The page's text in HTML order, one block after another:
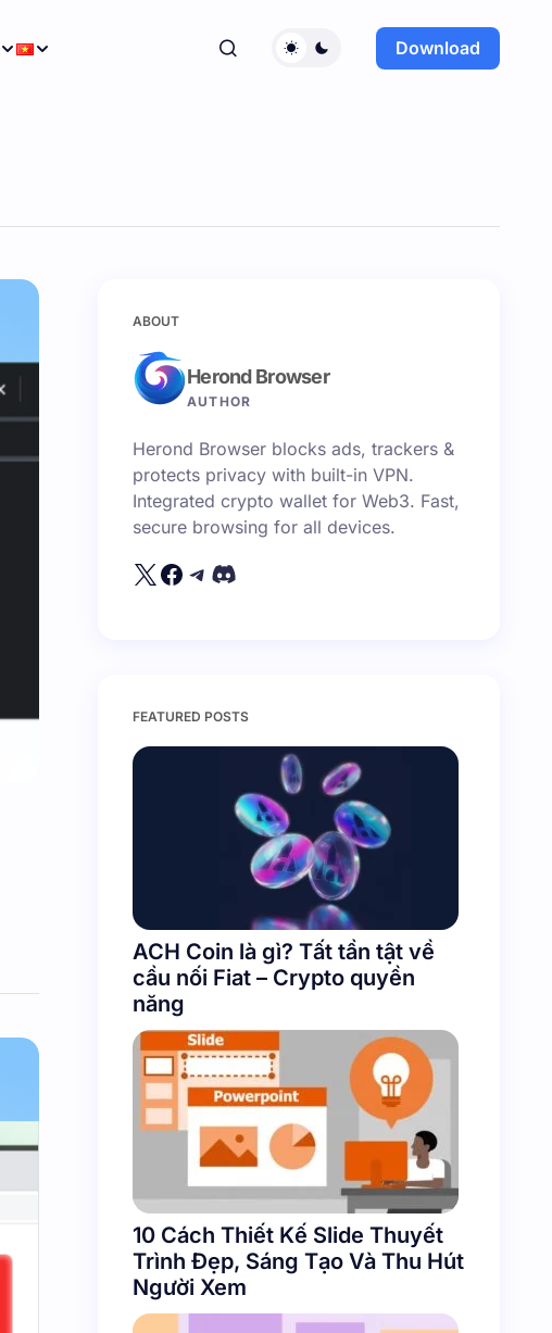
Download
ABOUT
Herond Browser
AUTHOR
Herond Browser blocks ads, trackers &
protects privacy with built-in VPN.
Integrated crypto wallet for Web3. Fast,
secure browsing for all devices.
FEATURED POSTS
ACH Coin là gì? Tất tần tật về
cầu nối Fiat – Crypto quyền
năng
10 Cách Thiết Kế Slide Thuyết
Trình Đẹp, Sáng Tạo Và Thu Hút
Người Xem